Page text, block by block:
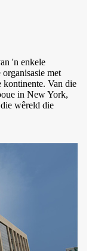
'n enkele
met
kontinente. Van die
in New York,
wêreld die